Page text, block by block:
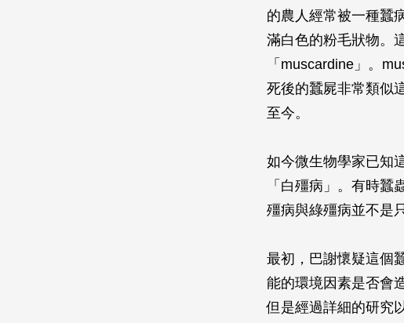
的農人經常被一種蠶
滿白色的粉毛狀物。
「muscardine」。
死後的蠶屍非常類似
至今。
如今微生物學家已知
「白殭病」。有時
殭病與綠殭病並不是
最初，巴謝懷疑這個
能的環境因素是否會
但是經過詳細的研究